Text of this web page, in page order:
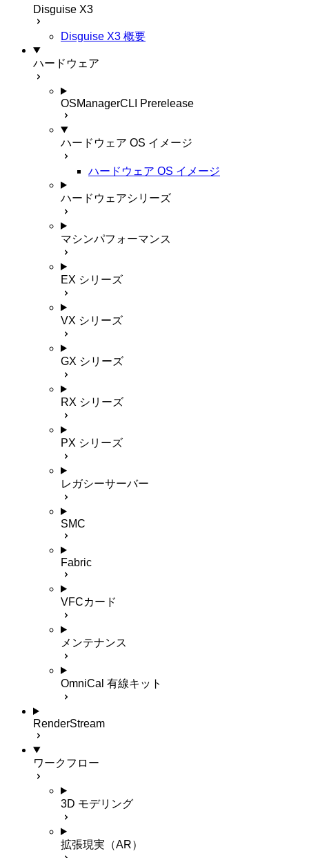
Disguise X3
Disguise X3 概要
ハードウェア
OSManagerCLI Prerelease
ハードウェア OS イメージ
ハードウェア OS イメージ
ハードウェアシリーズ
マシンパフォーマンス
EX シリーズ
VX シリーズ
GX シリーズ
RX シリーズ
PX シリーズ
レガシーサーバー
SMC
Fabric
VFCカード
メンテナンス
OmniCal 有線キット
RenderStream
ワークフロー
3D モデリング
拡張現実（AR）